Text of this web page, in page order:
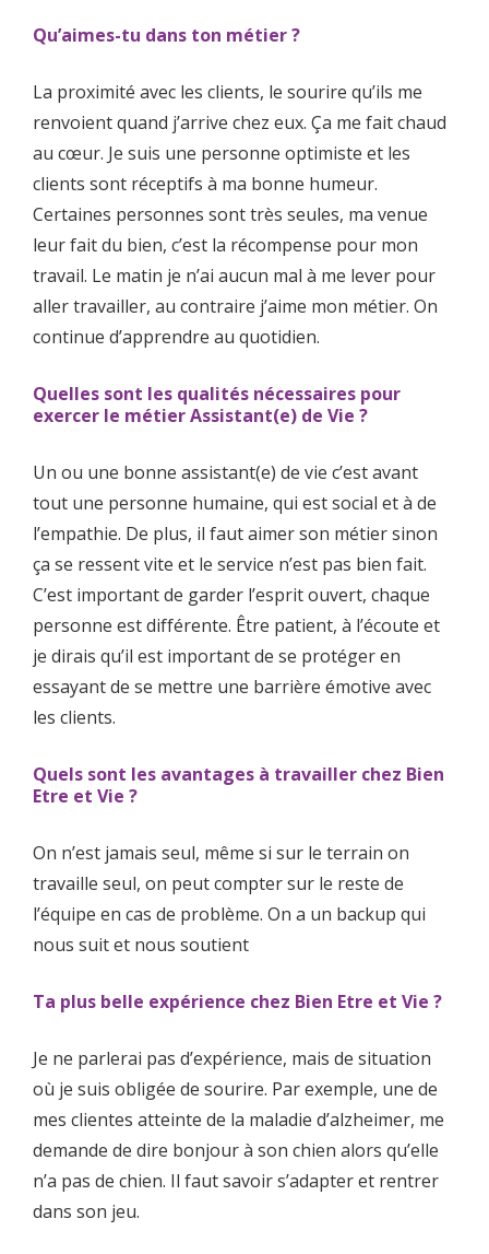
Qu’aimes-tu dans ton métier ?
La proximité avec les clients, le sourire qu’ils me
renvoient quand j’arrive chez eux. Ça me fait chaud
au cœur. Je suis une personne optimiste et les
clients sont réceptifs à ma bonne humeur.
Certaines personnes sont très seules, ma venue
leur fait du bien, c’est la récompense pour mon
travail. Le matin je n’ai aucun mal à me lever pour
aller travailler, au contraire j’aime mon métier. On
continue d’apprendre au quotidien.
Quelles sont les qualités nécessaires pour
exercer le métier Assistant(e) de Vie ?
Un ou une bonne assistant(e) de vie c’est avant
tout une personne humaine, qui est social et à de
l’empathie. De plus, il faut aimer son métier sinon
ça se ressent vite et le service n’est pas bien fait.
C’est important de garder l’esprit ouvert, chaque
personne est différente. Être patient, à l’écoute et
je dirais qu’il est important de se protéger en
essayant de se mettre une barrière émotive avec
les clients.
Quels sont les avantages à travailler chez Bien
Etre et Vie ?
On n’est jamais seul, même si sur le terrain on
travaille seul, on peut compter sur le reste de
l’équipe en cas de problème. On a un backup qui
nous suit et nous soutient
Ta plus belle expérience chez Bien Etre et Vie ?
Je ne parlerai pas d’expérience, mais de situation
où je suis obligée de sourire. Par exemple, une de
mes clientes atteinte de la maladie d’alzheimer, me
demande de dire bonjour à son chien alors qu’elle
n’a pas de chien. Il faut savoir s’adapter et rentrer
dans son jeu.